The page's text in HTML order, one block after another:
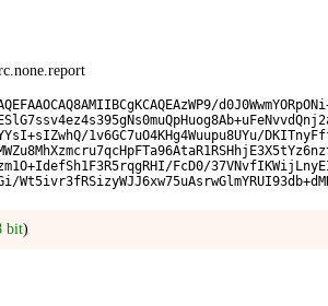
1v6GC7uO4KHg4Wuupu8UYu/
FcD0/
bit)